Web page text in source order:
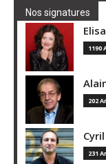
Nos signatures
1190
202
231